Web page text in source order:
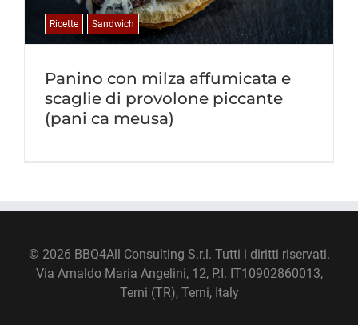
Panino con milza affumicata e
scaglie di provolone piccante
(pani ca meusa)
Ricette Sandwich
© 2026 BBQ4All Consulting S.r.l. Tutti i diritti riservati.
Via Arnaldo Maria Angelini, 12, P.I. IT10902860013,
Terni (TR), Terni, Italy